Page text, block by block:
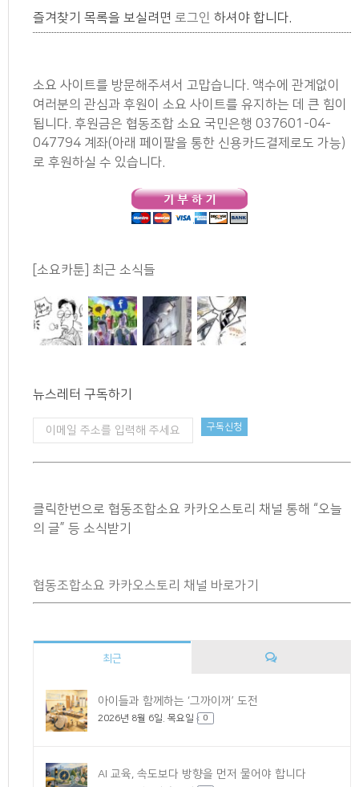
즐겨찾기 목록을 보실려면 로그인 하셔야 합니다.
소요 사이트를 방문해주셔서 고맙습니다. 액수에 관계없이
여러분의 관심과 후원이 소요 사이트를 유지하는 데 큰 힘이
됩니다. 후원금은 협동조합 소요 국민은행 037601-04-
047794 계좌(아래 페이팔을 통한 신용카드결제로도 가능)
로 후원하실 수 있습니다.
[소요카툰] 최근 소식들
뉴스레터 구독하기
클릭한번으로 협동조합소요 카카오스토리 채널 통해 “오늘
의 글” 등 소식받기
협동조합소요 카카오스토리 채널 바로가기
최근
아이들과 함께하는 ‘그까이꺼’ 도전
2026년 8월 6일. 목요일 0
AI 교육, 속도보다 방향을 먼저 물어야 합니다